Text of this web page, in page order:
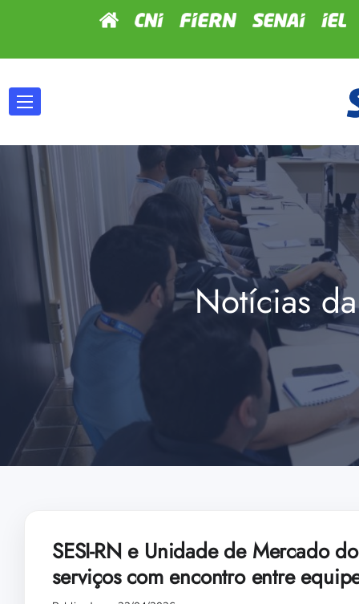
Notícias
SESI-RN e Unidade de Mercado
serviços com encontro entre